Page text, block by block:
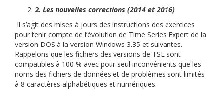
2. Les nouvelles corrections (2014 et 2016)
Il s’agit des mises à jours des instructions des exercices
pour tenir compte de l’évolution de Time Series Expert de la
version DOS à la version Windows 3.35 et suivantes.
Rappelons que les fichiers des versions de TSE sont
compatibles à 100 % avec pour seul inconvénients que les
noms des fichiers de données et de problèmes sont limités
à 8 caractères alphabétiques et numériques.